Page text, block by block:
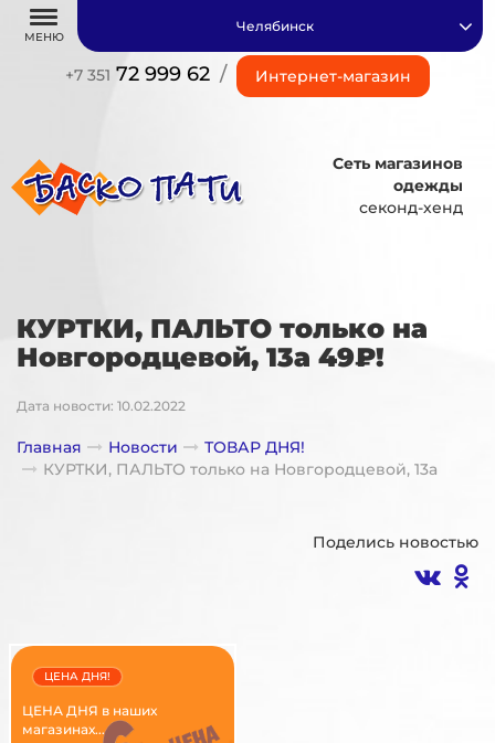
МЕНЮ
+7 351 72 999 62 / Интернет-магазин
Челябинск
Сеть магазинов
одежды
секонд-хенд
КУРТКИ, ПАЛЬТО только на
Новгородцевой, 13а 49₽!
Дата новости: 10.02.2022
Главная Новости
ТОВАР ДНЯ!
КУРТКИ, ПАЛЬТО только на Новгородцевой, 13а
Поделись новостью
ЦЕНА ДНЯ в наших
магазинах...
ЦЕНА ДНЯ!